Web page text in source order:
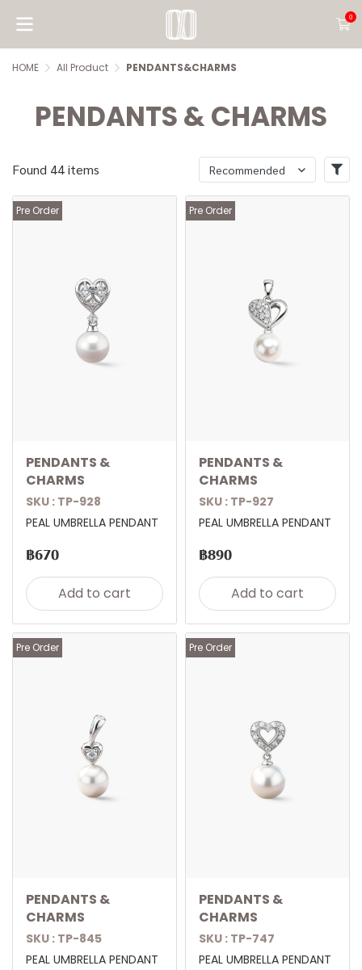
0
HOME All Product PENDANTS&CHARMS
PENDANTS & CHARMS
Found 44 items Recommended
Pre Order
PENDANTS &
CHARMS
SKU : TP-928
PEAL UMBRELLA PENDANT
฿670
Add to cart
Pre Order
PENDANTS &
CHARMS
SKU : TP-927
PEAL UMBRELLA PENDANT
฿890
Add to cart
Pre Order
PENDANTS &
CHARMS
SKU : TP-845
PEAL UMBRELLA PENDANT
Pre Order
PENDANTS &
CHARMS
SKU : TP-747
PEAL UMBRELLA PENDANT